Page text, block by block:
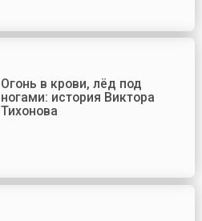
Огонь в крови, лёд под
ногами: история Виктора
Тихонова